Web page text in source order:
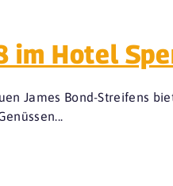
im Hotel
James Bond-Streifens